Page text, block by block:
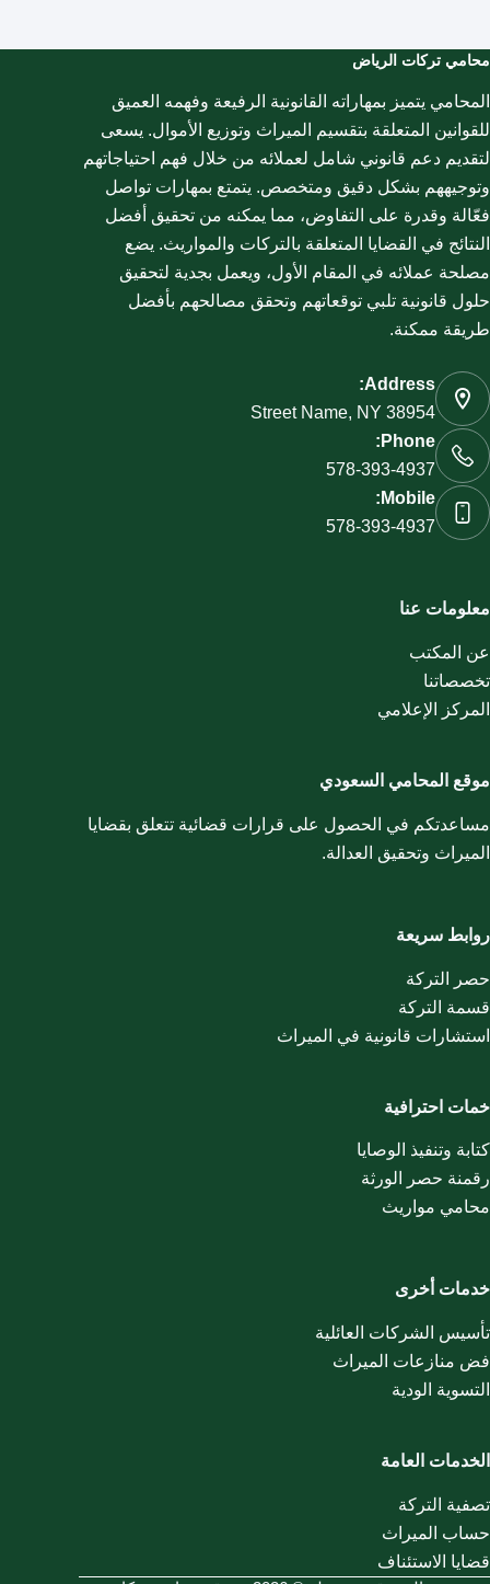
محامي تركات الرياض
المحامي يتميز بمهاراته القانونية الرفيعة وفهمه العميق
للقوانين المتعلقة بتقسيم الميراث وتوزيع الأموال. يسعى
لتقديم دعم قانوني شامل لعملائه من خلال فهم احتياجاتهم
وتوجيههم بشكل دقيق ومتخصص. يتمتع بمهارات تواصل
فعّالة وقدرة على التفاوض، مما يمكنه من تحقيق أفضل
النتائج في القضايا المتعلقة بالتركات والمواريث. يضع
مصلحة عملائه في المقام الأول، ويعمل بجدية لتحقيق
حلول قانونية تلبي توقعاتهم وتحقق مصالحهم بأفضل
طريقة ممكنة.
Address:
Street Name, NY 38954
Phone:
578-393-4937
Mobile:
578-393-4937
معلومات عنا
عن المكتب
تخصصاتنا
المركز الإعلامي
موقع المحامي السعودي
مساعدتكم في الحصول على قرارات قضائية تتعلق بقضايا
الميراث وتحقيق العدالة.
روابط سريعة
حصر التركة
قسمة التركة
استشارات قانونية في الميراث
خمات احترافية
كتابة وتنفيذ الوصايا
رقمنة حصر الورثة
محامي مواريث
خدمات أخرى
تأسيس الشركات العائلية
فض منازعات الميراث
التسوية الودية
الخدمات العامة
تصفية التركة
حساب الميراث
قضايا الاستئناف